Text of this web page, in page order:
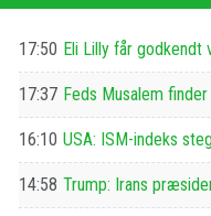
17:50 Eli Lilly får
17:37 Feds Musalem
16:10 USA: ISM-indeks
14:58 Trump: Irans